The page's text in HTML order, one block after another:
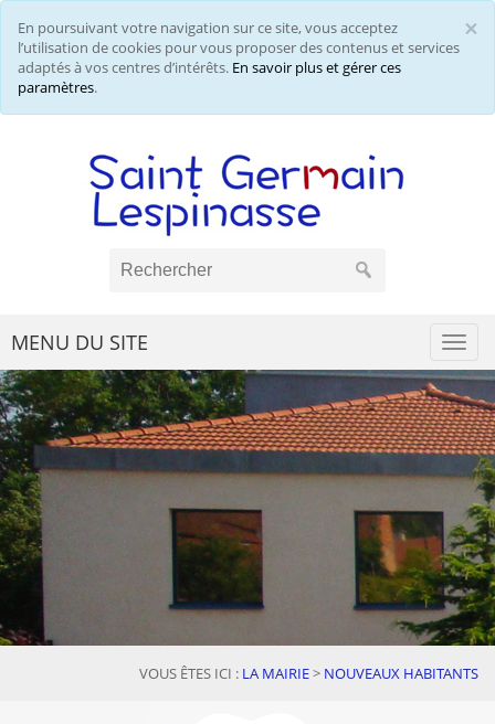
×
En poursuivant votre navigation sur ce site, vous acceptez
l’utilisation de cookies pour vous proposer des contenus et services
adaptés à vos centres d’intérêts. En savoir plus et gérer ces
paramètres.
MENU DU SITE
VOUS ÊTES ICI : LA MAIRIE> NOUVEAUX HABITANTS